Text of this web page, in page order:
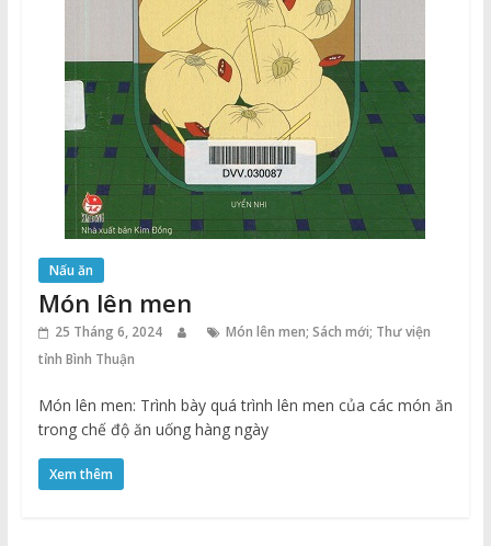
Nấu ăn
Món lên men
25 Tháng 6, 2024
Món lên men; Sách mới; Thư viện
tỉnh Bình Thuận
Món lên men: Trình bày quá trình lên men của các món ăn
trong chế độ ăn uống hàng ngày
Xem thêm